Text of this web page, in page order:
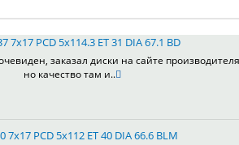
7x17 PCD 5x114.3 ET 31 DIA 67.1 BD
заказал диски на сайте
но качество там и..
7x17 PCD 5x112 ET 40 DIA 66.6 BLM